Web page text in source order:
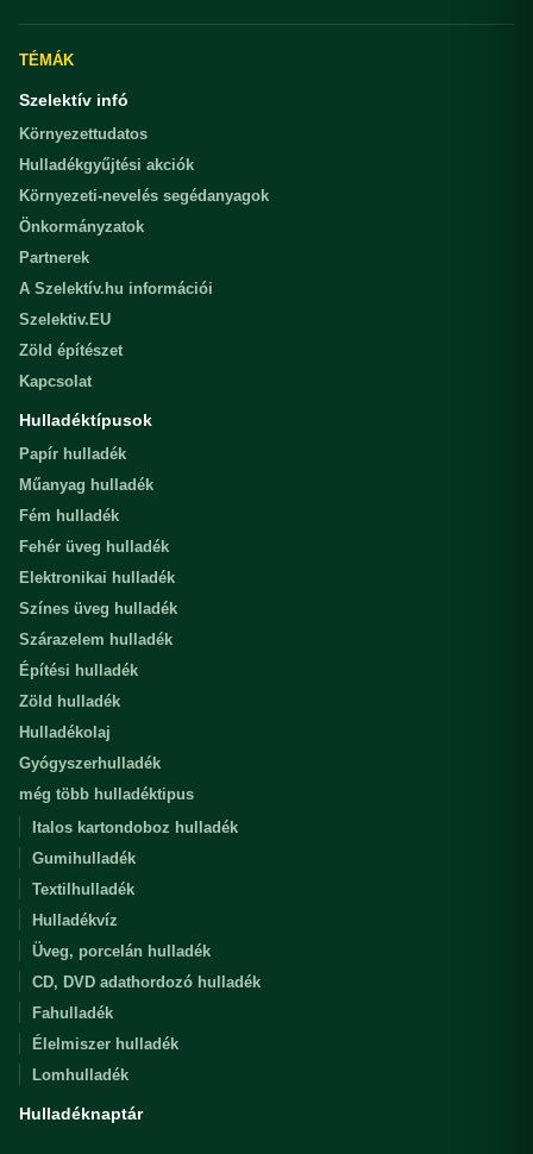
TÉMÁK
Szelektív infó
Környezettudatos
Hulladékgyűjtési akciók
Környezeti-nevelés segédanyagok
Önkormányzatok
Partnerek
A Szelektív.hu információi
Szelektiv.EU
Zöld építészet
Kapcsolat
Hulladéktípusok
Papír hulladék
Műanyag hulladék
Fém hulladék
Fehér üveg hulladék
Elektronikai hulladék
Színes üveg hulladék
Szárazelem hulladék
Építési hulladék
Zöld hulladék
Hulladékolaj
Gyógyszerhulladék
még több hulladéktipus
Italos kartondoboz hulladék
Gumihulladék
Textilhulladék
Hulladékvíz
Üveg, porcelán hulladék
CD, DVD adathordozó hulladék
Fahulladék
Élelmiszer hulladék
Lomhulladék
Hulladéknaptár